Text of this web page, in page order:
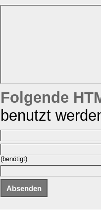
Folgende
benutzt
(benötigt)